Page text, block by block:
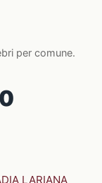
per comune.
LARIANA